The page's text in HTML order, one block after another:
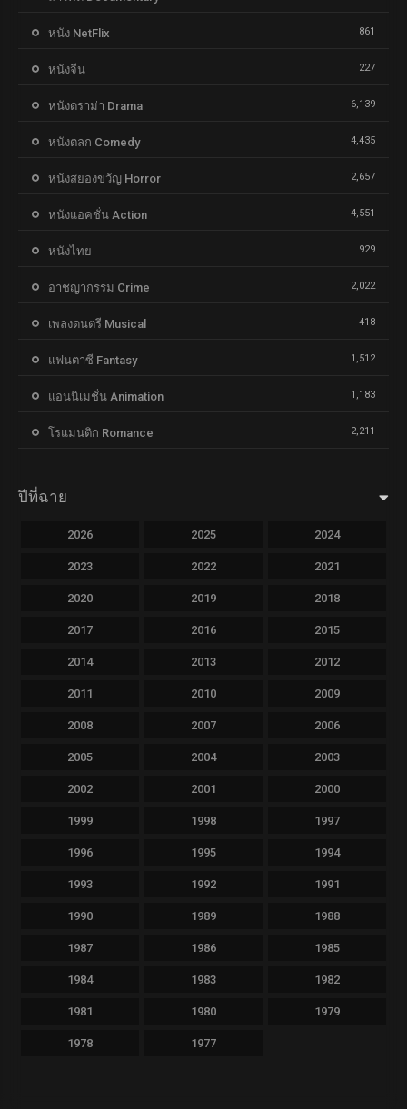
หนัง NetFlix 861
หนังจีน 227
หนังดราม่า Drama 6,139
หนังตลก Comedy 4,435
หนังสยองขวัญ Horror 2,657
หนังแอคชั่น Action 4,551
หนังไทย 929
อาชญากรรม Crime 2,022
เพลงดนตรี Musical 418
แฟนตาซี Fantasy 1,512
แอนนิเมชั่น Animation 1,183
โรแมนติก Romance 2,211
ปีที่ฉาย
2026 2025 2024
2023 2022 2021
2020 2019 2018
2017 2016 2015
2014 2013 2012
2011 2010 2009
2008 2007 2006
2005 2004 2003
2002 2001 2000
1999 1998 1997
1996 1995 1994
1993 1992 1991
1990 1989 1988
1987 1986 1985
1984 1983 1982
1981 1980 1979
1978 1977